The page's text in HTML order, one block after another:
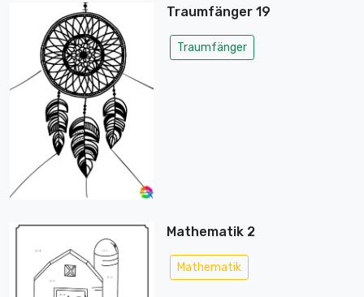
Traumfänger 19
Traumfänger
Mathematik 2
Mathematik